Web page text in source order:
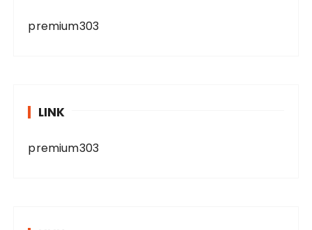
premium303
LINK
premium303